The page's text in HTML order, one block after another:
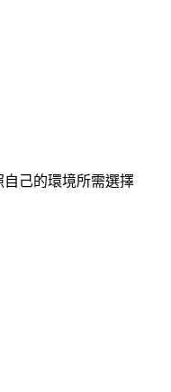
自己的環境所需選擇